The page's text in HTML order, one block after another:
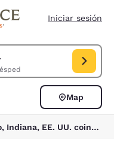
Iniciar sesión
1 huésped
Indiana, EE. UU.. Fecha de
Map
4 de hoteles cerca de East Chicago, Indiana, EE. UU. coinciden con tus filtros